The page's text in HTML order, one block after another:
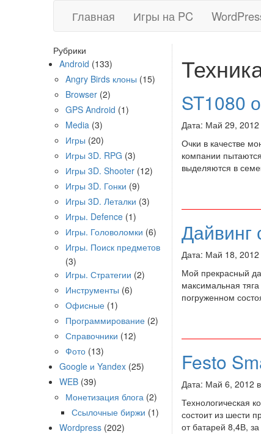
Главная Игры на PC
ST1080
Дата: Май 29, 2012
Очки в качестве
компании
выделяются в
Дайвинг
Дата: Май 18, 2012
Мой прекрасный
максимальная
погруженном
Festo
Дата: Май 6, 2012
Технологическая
состоит из шести
от батарей 8,4В,
Рубрики
Android (133)
Angry Birds клоны (15)
Browser (2)
GPS Android (1)
Media (3)
Игры (20)
Игры 3D. RPG (3)
Игры 3D. Shooter (12)
Игры 3D. Гонки (9)
Игры 3D. Леталки (3)
Игры. Defence (1)
Игры. Головоломки (6)
Игры. Поиск предметов
(3)
Игры. Стратегии (2)
Инструменты (6)
Офисные (1)
Программирование (2)
Справочники (12)
Фото (13)
Google и Yandex (25)
WEB (39)
Монетизация блога (2)
Ссылочные биржи (1)
Wordpress (202)